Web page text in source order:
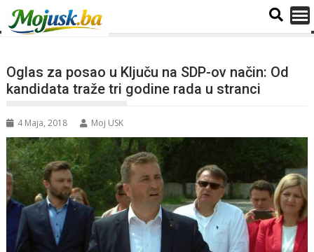
Oglas za posao u Ključu na SDP-ov način: Od
kandidata traže tri godine rada u stranci
4 Maja, 2018 Moj USK